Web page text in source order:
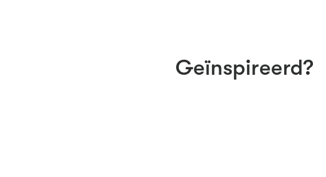
Geïnspireerd?